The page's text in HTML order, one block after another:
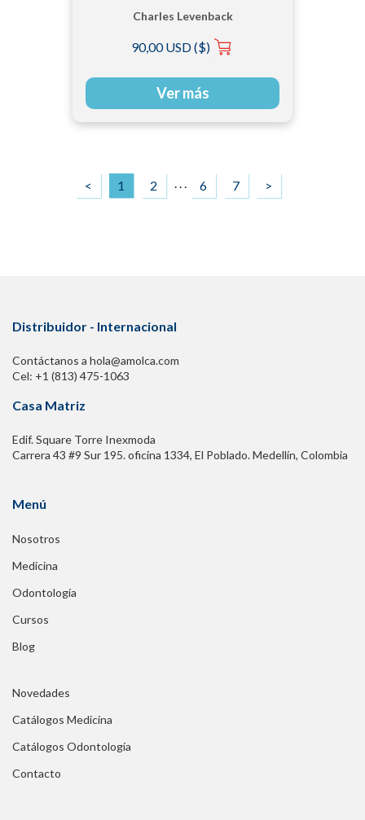
Charles Levenback
90,00 USD ($)
Ver más
< 1 2 . . . 6 7 >
Distribuidor - Internacional
Contáctanos a hola@amolca.com
Cel: +1 (813) 475-1063
Casa Matriz
Edif. Square Torre Inexmoda
Carrera 43 #9 Sur 195. oficina 1334, El Poblado. Medellín, Colombia
Menú
Nosotros
Medicina
Odontología
Cursos
Blog
Novedades
Catálogos Medicina
Catálogos Odontología
Contacto